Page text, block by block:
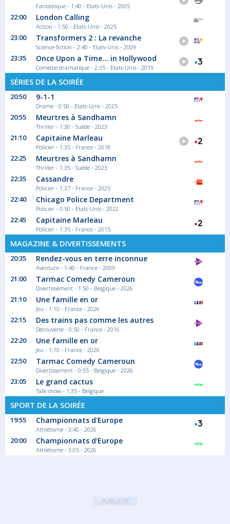
Fantastique - 1:40 - Etats-Unis - 2005
22:00 London Calling
Action - 1:50 - Etats-Unis - 2025
23:00 Transformers 2 : La revanche
Science-fiction - 2:40 - Etats-Unis - 2009
23:35 Once Upon a Time... in Hollywood
Comédie dramatique - 2:35 - Etats-Unis - 2019
SÉRIES DE LA SOIRÉE
20:50 9-1-1
Drame - 0:50 - Etats-Unis - 2025
20:55 Meurtres à Sandhamn
Thriller - 1:30 - Suède - 2023
21:10 Capitaine Marleau
Policier - 1:35 - France - 2018
22:25 Meurtres à Sandhamn
Thriller - 1:35 - Suède - 2023
22:35 Cassandre
Policier - 1:37 - France - 2025
22:40 Chicago Police Department
Policier - 0:50 - Etats-Unis - 2022
22:45 Capitaine Marleau
Policier - 1:35 - France - 2015
MAGAZINE & DIVERTISSEMENTS
20:35 Rendez-vous en terre inconnue
Aventure - 1:40 - France - 2009
21:00 Tarmac Comedy Cameroun
Divertissement - 1:50 - Belgique - 2026
21:10 Une famille en or
Jeu - 1:10 - France - 2026
22:15 Des trains pas comme les autres
Découverte - 0:50 - France - 2016
22:20 Une famille en or
Jeu - 1:10 - France - 2026
22:50 Tarmac Comedy Cameroun
Divertissement - 0:55 - Belgique - 2026
23:05 Le grand cactus
Talk-show - 1:35 - Belgique
SPORT DE LA SOIRÉE
19:55 Championnats d'Europe
Athlétisme - 3:40 - 2026
20:00 Championnats d'Europe
Athlétisme - 3:05 - 2026
PUBLICITÉ